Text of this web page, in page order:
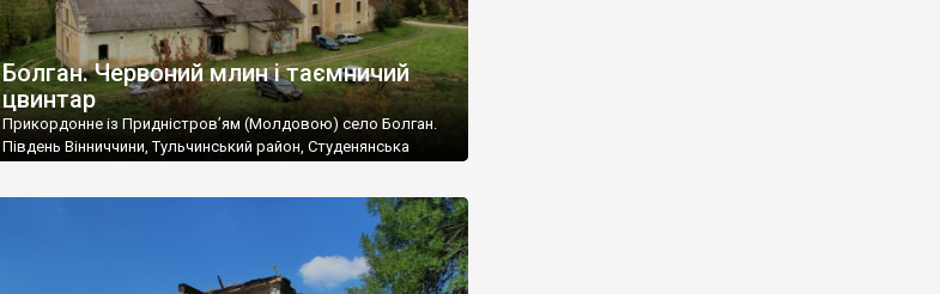
Болган. Червоний млин і таємничий
цвинтар
Прикордонне із Придністров’ям (Молдовою) село Болган.
Південь Вінниччини, Тульчинський район, Студенянська
старовинний цвинтар із кам’яними хрестами. Всі епітафії, які
збереглися, написані кирилицею, церковнослов’янською
мовою. За всіма традиційними ознаками – цвинтар
український. Хрести датуються 19 століттям. У 1924-1940